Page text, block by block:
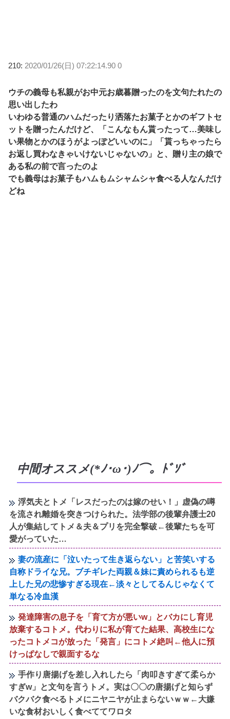
210: 2020/01/26(日) 07:22:14.90 0
ウチの義母も私親がお中元お歳暮贈ったのを文句たれたの
思い出したわ
いわゆる普通のハムだったり洒落たお菓子とかのギフトセ
ットを贈ったんだけど、「こんなもん貰ったって…美味し
い果物とかのほうがよっぽどいいのに」「貰っちゃったら
お返し買わなきゃいけないじゃないの」と、贈り主の娘で
ある私の前で言ったのよ
でも義母はお菓子もハムもムシャムシャ食べる人なんだけ
どね
中間オススメ(*ﾉ･ω･)ﾉ⌒。ﾄﾞｿﾞ
浮気夫とトメ「レスだったのは嫁のせい！」虚偽の噂
を流され離婚を突きつけられた。法学部の後輩弁護士20
人が集結してトメ＆夫＆プリを完全撃破←後輩たちを可
愛がっていた…
妻の流産に「泣いたって生き返らない」と苦笑いする
自称ドライな兄。ブチギレた両親＆妹に責められるも逆
上した兄の悲惨すぎる現在←淡々としてるんじゃなくて
単なる冷血漢
発達障害の息子を「育て方が悪いw」とバカにし育児
放棄するコトメ。代わりに私が育てた結果、高校生にな
ったコトメコが放った「発言」にコトメ絶叫←他人に預
けっぱなしで親面するな
手作り唐揚げを差し入れしたら「肉叩きすぎて柔らか
すぎw」と文句を言うトメ。実は〇〇の唐揚げと知らず
バクバク食べるトメにニヤニヤが止まらないｗｗ←大嫌
いな食材おいしく食べててワロタ